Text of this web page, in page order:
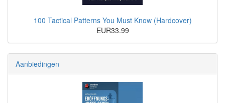
100 Tactical Patterns You Must Know (Hardcover)
EUR33.99
Aanbiedingen